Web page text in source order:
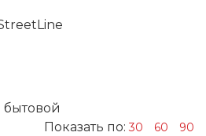
Показать по:30 60 90